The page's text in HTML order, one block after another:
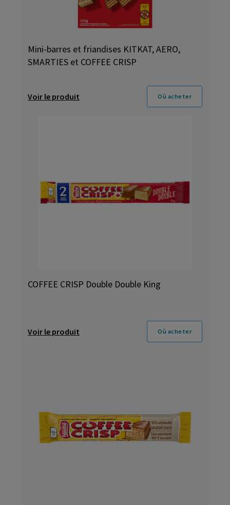
Mini-barres et friandises KITKAT, AERO,
SMARTIES et COFFEE CRISP
Voir le produit Où acheter
COFFEE CRISP Double Double King
Voir le produit Où acheter